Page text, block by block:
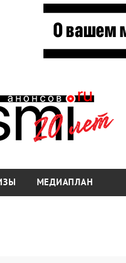
МЕДИАПЛАН